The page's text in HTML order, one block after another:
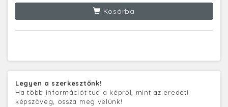
Kosárba
Legyen a szerkesztőnk!
Ha több információt tud a képről, mint az eredeti
képszöveg, ossza meg velünk!